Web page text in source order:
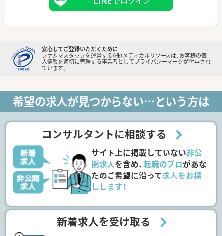
安心してご登録いただくために
ファルマスタッフを運営する（株）メディカルリソースは、お客様の個
人情報を適切に管理する事業者としてプライバシーマークが付与され
ています。
希望の求人が見つからない…という方は
コンサルタントに相談する
サイト上に掲載していない非公
開求人を含め、転職のプロがあな
たのご希望に沿って求人をお探
しします！
新着求人を受け取る